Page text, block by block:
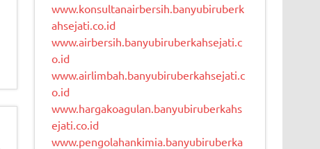
www.konsultanairbersih.banyubiruberk
ahsejati.co.id
www.airbersih.banyubiruberkahsejati.c
o.id
www.airlimbah.banyubiruberkahsejati.c
o.id
www.hargakoagulan.banyubiruberkahs
ejati.co.id
www.pengolahankimia.banyubiruberka